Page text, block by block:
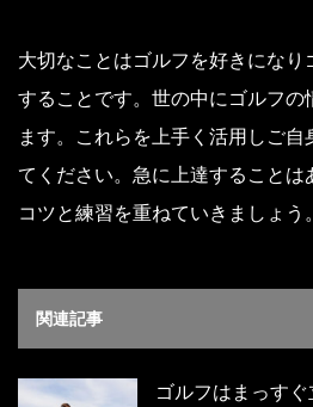
大切なことはゴルフを好きになり
することです。世の中にゴルフの
ます。これらを上手く活用しご
てください。急に上達することは
コツと練習を重ねていきましょう。
関連記事
ゴルフはまっす